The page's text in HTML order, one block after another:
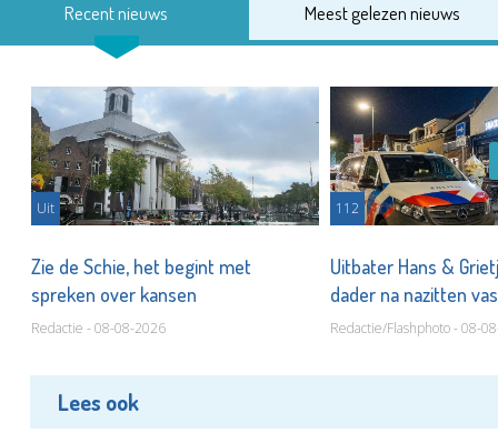
Recent nieuws Meest gelezen nieuws
Uit
Zie de Schie, het begint met
spreken over kansen
Redactie - 08-08-2026
112
Uitbater Hans &
dader na nazitten
Redactie/Flashphoto - 08-
Lees ook